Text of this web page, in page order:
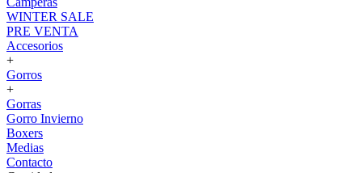
WINTER SALE
PRE VENTA
Accesorios
+
Gorros
+
Gorras
Gorro Invierno
Boxers
Medias
Contacto